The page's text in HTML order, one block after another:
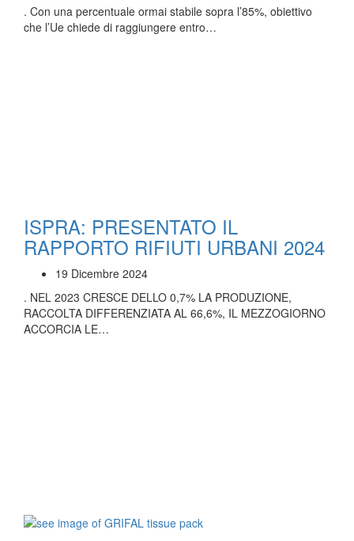
. Con una percentuale ormai stabile sopra l’85%, obiettivo
che l’Ue chiede di raggiungere entro…
ISPRA: PRESENTATO IL
RAPPORTO RIFIUTI URBANI 2024
19 Dicembre 2024
. NEL 2023 CRESCE DELLO 0,7% LA PRODUZIONE,
RACCOLTA DIFFERENZIATA AL 66,6%, IL MEZZOGIORNO
ACCORCIA LE…